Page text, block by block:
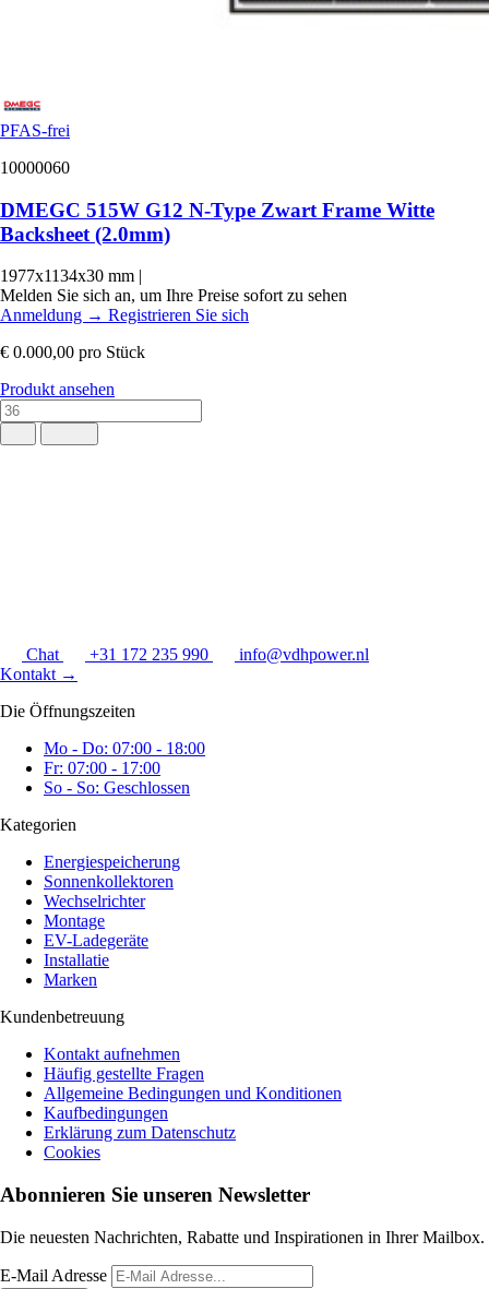
PFAS-frei
10000060
DMEGC 515W G12 N-Type Zwart Frame Witte
Backsheet (2.0mm)
1977x1134x30 mm |
Melden Sie sich an, um Ihre Preise sofort zu sehen
Anmeldung → Registrieren Sie sich
€ 0.000,00 pro Stück
Produkt ansehen
Chat +31 172 235 990
info@vdhpower.nl
Kontakt →
Die Öffnungszeiten
Mo - Do: 07:00 - 18:00
Fr: 07:00 - 17:00
So - So: Geschlossen
Kategorien
Energiespeicherung
Sonnenkollektoren
Wechselrichter
Montage
EV-Ladegeräte
Installatie
Marken
Kundenbetreuung
Kontakt aufnehmen
Häufig gestellte Fragen
Allgemeine Bedingungen und Konditionen
Kaufbedingungen
Erklärung zum Datenschutz
Cookies
Abonnieren Sie unseren Newsletter
Die neuesten Nachrichten, Rabatte und Inspirationen in Ihrer Mailbox.
E-Mail Adresse